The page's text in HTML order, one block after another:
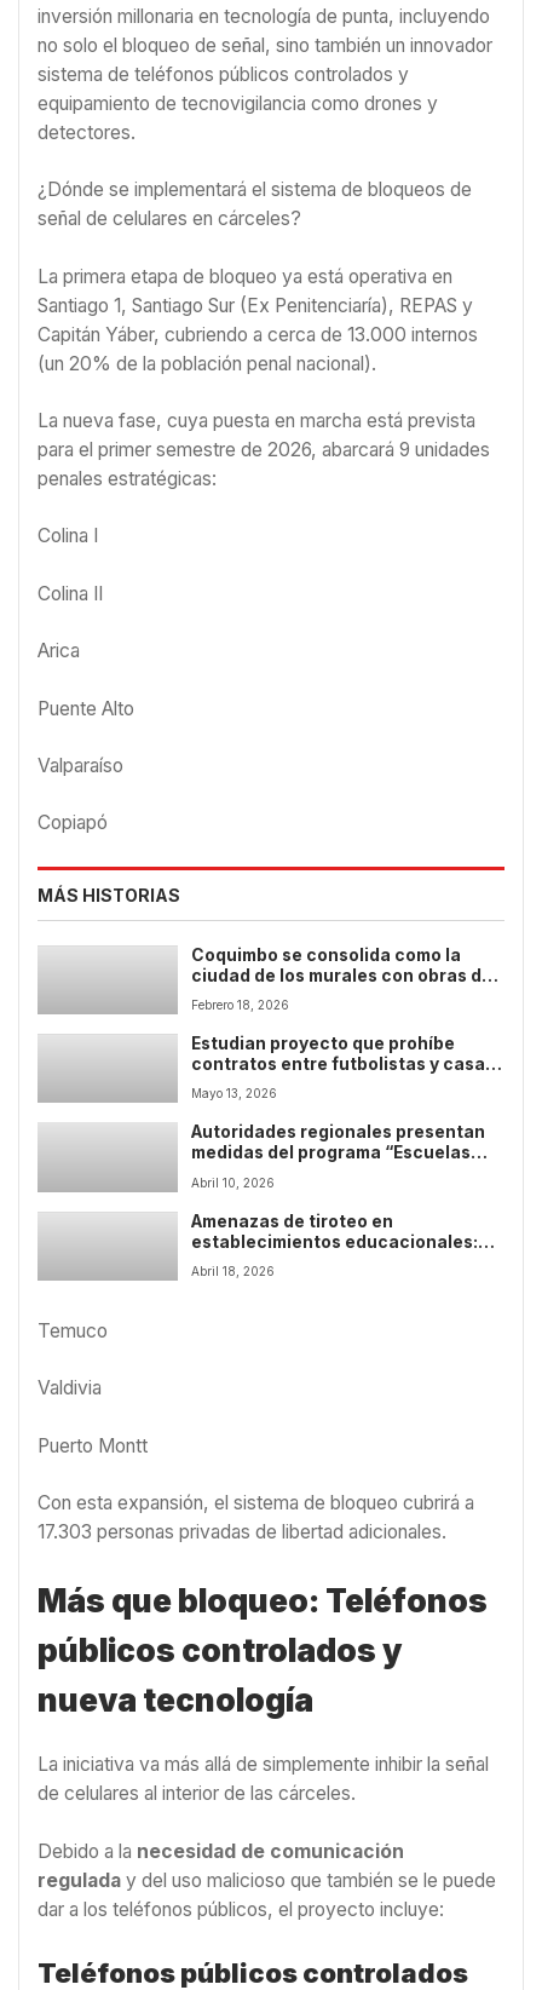
inversión millonaria en tecnología de punta, incluyendo
no solo el bloqueo de señal, sino también un innovador
sistema de teléfonos públicos controlados y
equipamiento de tecnovigilancia como drones y
detectores.
¿Dónde se implementará el sistema de bloqueos de
señal de celulares en cárceles?
La primera etapa de bloqueo ya está operativa en
Santiago 1, Santiago Sur (Ex Penitenciaría), REPAS y
Capitán Yáber, cubriendo a cerca de 13.000 internos
(un 20% de la población penal nacional).
La nueva fase, cuya puesta en marcha está prevista
para el primer semestre de 2026, abarcará 9 unidades
penales estratégicas:
Colina I
Colina II
Arica
Puente Alto
Valparaíso
Copiapó
MÁS HISTORIAS
Coquimbo se consolida como la
ciudad de los murales con obras de
destacados artistas en el primer
museo al aire libre
Febrero 18, 2026
Estudian proyecto que prohíbe
contratos entre futbolistas y casas
de apuestas
Mayo 13, 2026
Autoridades regionales presentan
medidas del programa “Escuelas
Protegidas” en colegio de La Serena
Abril 10, 2026
Amenazas de tiroteo en
establecimientos educacionales:
expertos advierten consecuencias
penales y civiles para quienes las
Abril 18, 2026
Temuco
Valdivia
Puerto Montt
Con esta expansión, el sistema de bloqueo cubrirá a
17.303 personas privadas de libertad adicionales.
Más que bloqueo: Teléfonos
públicos controlados y
nueva tecnología
La iniciativa va más allá de simplemente inhibir la señal
de celulares al interior de las cárceles.
Debido a la necesidad de comunicación
regulada y del uso malicioso que también se le puede
dar a los teléfonos públicos, el proyecto incluye:
Teléfonos públicos controlados